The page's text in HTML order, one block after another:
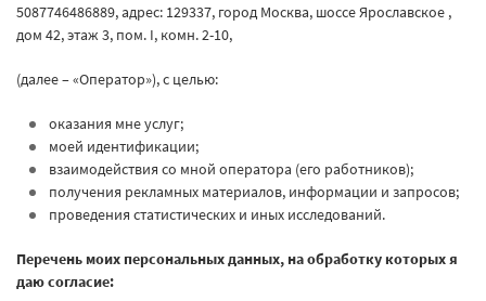
5087746486889, адрес: 129337, город Москва, шоссе Ярославское ,
дом 42, этаж 3, пом. I, комн. 2-10,
(далее – «Оператор»), с целью:
оказания мне услуг;
моей идентификации;
взаимодействия со мной оператора (его работников);
получения рекламных материалов, информации и запросов;
проведения статистических и иных исследований.
Перечень моих персональных данных, на обработку которых я
даю согласие: